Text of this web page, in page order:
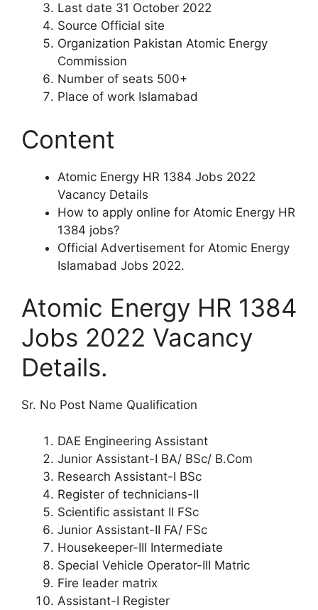
Last date 31 October 2022
Source Official site
Organization Pakistan Atomic Energy
Commission
Number of seats 500+
Place of work Islamabad
Content
Atomic Energy HR 1384 Jobs 2022
Vacancy Details
How to apply online for Atomic Energy HR
1384 jobs?
Official Advertisement for Atomic Energy
Islamabad Jobs 2022.
Atomic Energy HR 1384
Jobs 2022 Vacancy
Details.
Sr. No Post Name Qualification
DAE Engineering Assistant
Junior Assistant-I BA/ BSc/ B.Com
Research Assistant-I BSc
Register of technicians-II
Scientific assistant II FSc
Junior Assistant-II FA/ FSc
Housekeeper-III Intermediate
Special Vehicle Operator-III Matric
Fire leader matrix
Assistant-I Register